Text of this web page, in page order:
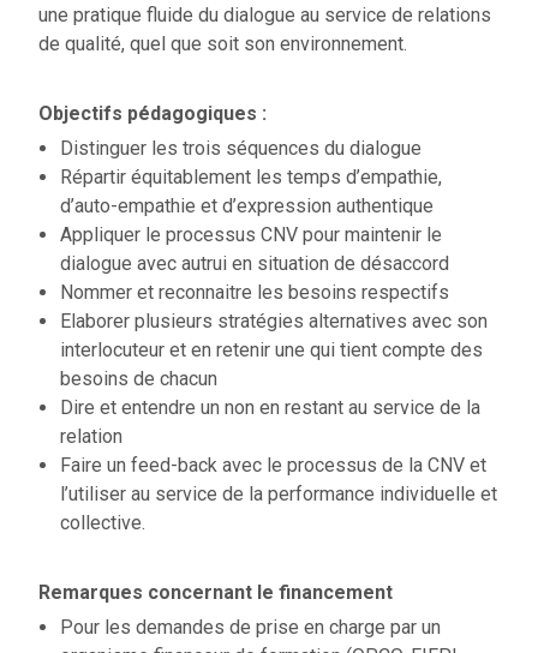
une pratique fluide du dialogue au service de relations
de qualité, quel que soit son environnement.
Objectifs pédagogiques :
Distinguer les trois séquences du dialogue
Répartir équitablement les temps d’empathie,
d’auto-empathie et d’expression authentique
Appliquer le processus CNV pour maintenir le
dialogue avec autrui en situation de désaccord
Nommer et reconnaitre les besoins respectifs
Elaborer plusieurs stratégies alternatives avec son
interlocuteur et en retenir une qui tient compte des
besoins de chacun
Dire et entendre un non en restant au service de la
relation
Faire un feed-back avec le processus de la CNV et
l’utiliser au service de la performance individuelle et
collective.
Remarques concernant le financement
Pour les demandes de prise en charge par un